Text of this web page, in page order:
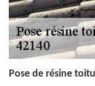
Pose de résine